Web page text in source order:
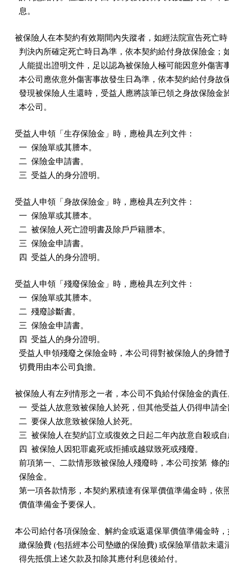
  息。
被保險人在本契約有效期間內失蹤者，如經法院宣告死亡
判決內所確定死亡時日為準，依本契約給付身故保險金；
人能提出證明文件，足以認為被保險人極可能因意外傷害
本公司應依意外傷害事故發生日為準，依本契約給付身故
發現被保險人生還時，受益人應將該筆已領之身故保險金
  本公司。
受益人申領「生存保險金」時，應檢具左列文件：
  一  保險單或其謄本。
  二  保險金申請書。
  三  受益人的身分證明。
受益人申領「身故保險金」時，應檢具左列文件：
  一  保險單或其謄本。
  二  被保險人死亡證明書及除戶戶籍謄本。
  三  保險金申請書。
  四  受益人的身分證明。
受益人申領「殘廢保險金」時，應檢具左列文件：
  一  保險單或其謄本。
  二  殘廢診斷書。
  三  保險金申請書。
  四  受益人的身分證明。
受益人申領殘廢之保險金時，本公司得對被保險人的身體
  切費用由本公司負擔。
被保險人有左列情形之一者，本公司不負給付保險金的責任
一  受益人故意致被保險人於死，但其他受益人仍得申請
  二  要保人故意致被保險人於死。
三  被保險人在契約訂立或復效之日起二年內故意自殺或
  四  被保險人因犯罪處死或拒捕或越獄致死或殘廢。
前項第一、二款情形致被保險人殘廢時，本公司按第  條
  保險金。
第一項各款情形，本契約累積達有保單價值準備金時，依
  價值準備金予要保人。
本公司給付各項保險金、解約金或返還保單價值準備金時
繳保險費 (包括經本公司墊繳的保險費) 或保險單借款未還
  得先抵償上述欠款及扣除其應付利息後給付。